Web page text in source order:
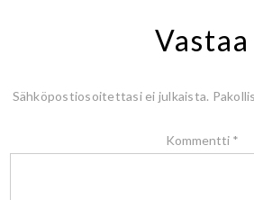
Vastaa
Sähköpostiosoitettasi ei julkaista.
Kommentti *